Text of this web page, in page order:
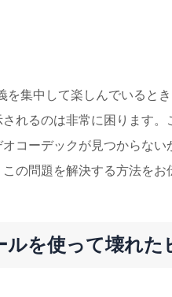
を集中して楽しんでいると
れるのは非常に困ります
コーデックが見つからな
の問題を解決する方法をお
ルを使って壊れた